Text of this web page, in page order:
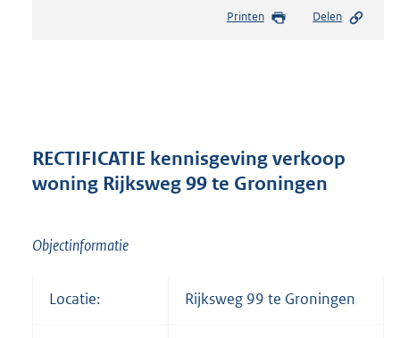
s
r
o
3
Printen Delen
RECTIFICATIE kennisgeving verkoop
woning Rijksweg 99 te Groningen
Objectinformatie
Locatie: Rijksweg 99 te Groningen